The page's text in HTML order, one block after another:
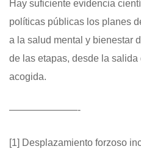
Hay suficiente evidencia
políticas públicas los planes
a la salud mental y bienestar
de las etapas, desde la
acogida.
———————-
[1] Desplazamiento forzoso